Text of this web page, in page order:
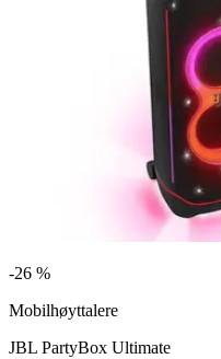
-26 %
Mobilhøyttalere
JBL PartyBox Ultimate